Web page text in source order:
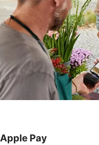
Apple Pay